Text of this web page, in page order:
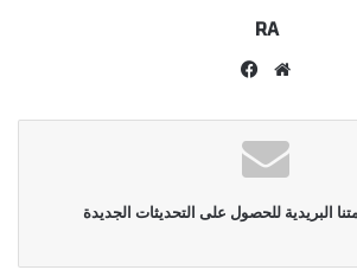
RA
موقع
البريدية للحصول على التحديثات الجديدة